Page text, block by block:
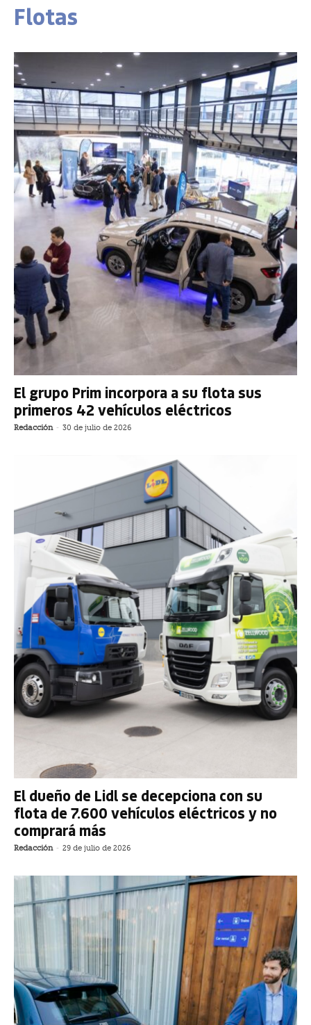
Flotas
El grupo Prim incorpora a su flota sus
primeros 42 vehículos eléctricos
Redacción - 30 de julio de 2026
El dueño de Lidl se decepciona con su
flota de 7.600 vehículos eléctricos y no
comprará más
Redacción - 29 de julio de 2026